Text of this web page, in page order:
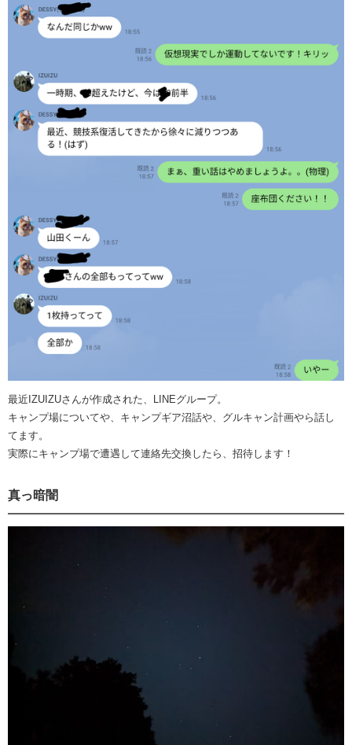
最近IZUIZUさんが作成された、LINEグループ。
キャンプ場についてや、キャンプギア沼話や、グルキャン計画やら話し
てます。
実際にキャンプ場で遭遇して連絡先交換したら、招待します！
真っ暗闇